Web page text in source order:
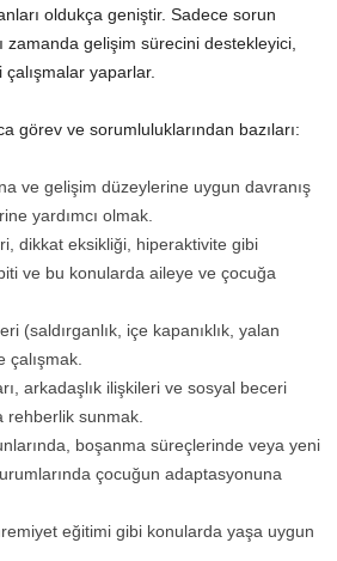
oldukça geniştir. Sadece sorun
zamanda gelişim sürecini destekleyici,
yaparlar.
görev ve sorumluluklarından bazıları:
ve gelişim düzeylerine uygun davranış
yardımcı olmak.
dikkat eksikliği, hiperaktivite gibi
ve bu konularda aileye ve çocuğa
(saldırganlık, içe kapanıklık, yalan
çalışmak.
arkadaşlık ilişkileri ve sosyal beceri
rehberlik sunmak.
boşanma süreçlerinde veya yeni
çocuğun adaptasyonuna
eğitimi gibi konularda yaşa uygun